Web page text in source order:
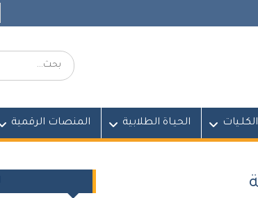
بحث:
الكلـيات الحيـاة الطلابية المنصات الرقمية